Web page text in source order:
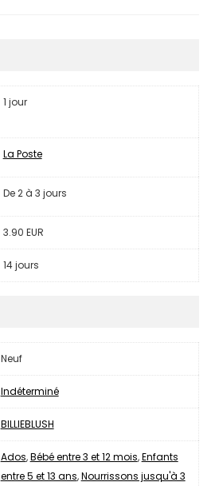
1 jour
La Poste
De 2 à 3 jours
3.90 EUR
14 jours
Neuf
Indéterminé
BILLIEBLUSH
Ados,Bébé entre 3 et 12 mois,Enfants
entre 5 et 13 ans,Nourrissons jusqu'à 3